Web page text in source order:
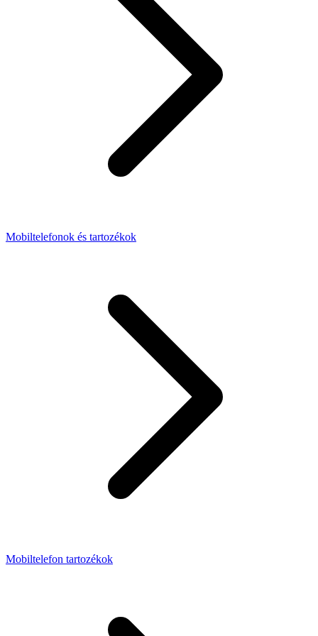
Mobiltelefonok és tartozékok
Mobiltelefon tartozékok